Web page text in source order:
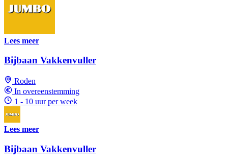
Lees meer
Bijbaan Vakkenvuller
Roden
In overeenstemming
1 - 10 uur per week
Lees meer
Bijbaan Vakkenvuller